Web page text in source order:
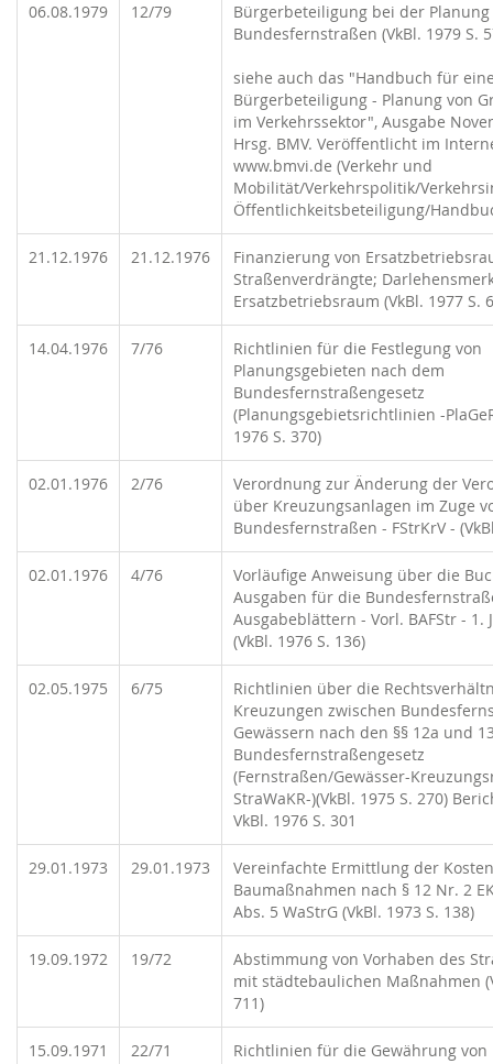
06.08.1979 12/79
Bürgerbeteiligung bei der Planung
Bundesfernstraßen (VkBl. 1979 S.
siehe auch das "Handbuch für
Bürgerbeteiligung - Planung von
im Verkehrssektor", Ausgabe
Hrsg. BMV. Veröffentlicht im
www.bmvi.de (Verkehr und
Mobilität/Verkehrspolitik/
Öffentlichkeitsbeteiligung/
21.12.1976 21.12.1976
Finanzierung von
Straßenverdrängte;
Ersatzbetriebsraum (VkBl. 1977 S.
14.04.1976 7/76
Richtlinien für die Festlegung von
Planungsgebieten nach dem
Bundesfernstraßengesetz
(Planungsgebietsrichtlinien -
1976 S. 370)
02.01.1976 2/76
Verordnung zur Änderung der
über Kreuzungsanlagen im Zuge
Bundesfernstraßen - FStrKrV -
02.01.1976 4/76
Vorläufige Anweisung über die
Ausgaben für die
Ausgabeblättern - Vorl. BAFStr - 1.
(VkBl. 1976 S. 136)
02.05.1975 6/75
Richtlinien über die
Kreuzungen zwischen
Gewässern nach den §§ 12a und
Bundesfernstraßengesetz
(Fernstraßen/Gewässer-
StraWaKR-)(VkBl. 1975 S. 270)
VkBl. 1976 S. 301
29.01.1973 29.01.1973
Vereinfachte Ermittlung der
Baumaßnahmen nach § 12 Nr. 2
Abs. 5 WaStrG (VkBl. 1973 S. 138)
19.09.1972 19/72
Abstimmung von Vorhaben des
mit städtebaulichen Maßnahmen
711)
15.09.1971 22/71
Richtlinien für die Gewährung von